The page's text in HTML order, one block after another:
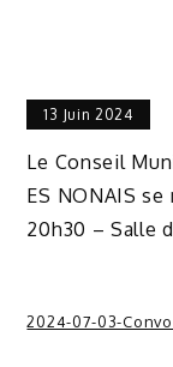
13 Juin 2024
Le Conseil
ES NONAIS
20h30 – Salle
2024-07-03-